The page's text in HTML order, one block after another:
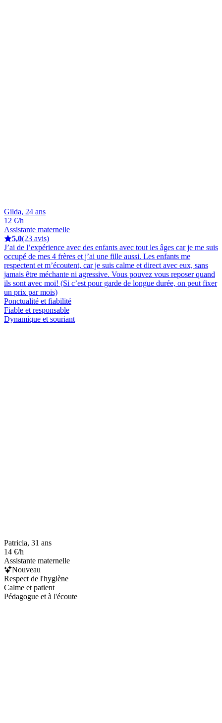
Gilda, 24 ans
12 €/h
Assistante maternelle
5,0(23 avis)
J’ai de l’expérience avec des enfants avec tout les âges car je me suis
occupé de mes 4 frères et j’ai une fille aussi. Les enfants me
respectent et m’écoutent, car je suis calme et direct avec eux, sans
jamais être méchante ni agressive. Vous pouvez vous reposer quand
ils sont avec moi! (Si c’est pour garde de longue durée, on peut fixer
un prix par mois)
Ponctualité et fiabilité
Fiable et responsable
Dynamique et souriant
Patricia, 31 ans
14 €/h
Assistante maternelle
Nouveau
Respect de l'hygiène
Calme et patient
Pédagogue et à l'écoute